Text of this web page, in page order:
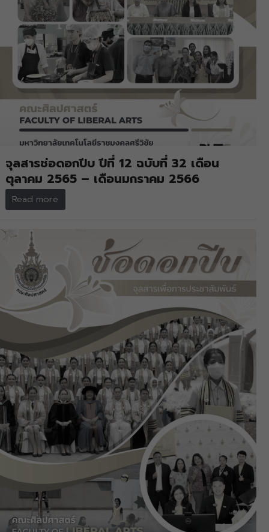
จุลสารช่อดอกปีบ ปีที่ 12 ฉบับที่ 32 เดือน
ตุลาคม 2565 – เดือนมกราคม 2566
Read more